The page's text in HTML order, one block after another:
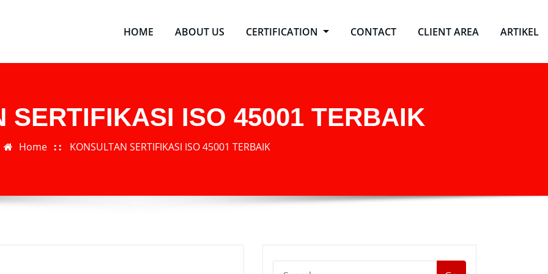
HOME ABOUT US CERTIFICATION CONTACT CLIENT AREA ARTIKEL
SERTIFIKASI ISO 45001 TERBAIK
Home KONSULTAN SERTIFIKASI ISO 45001 TERBAIK